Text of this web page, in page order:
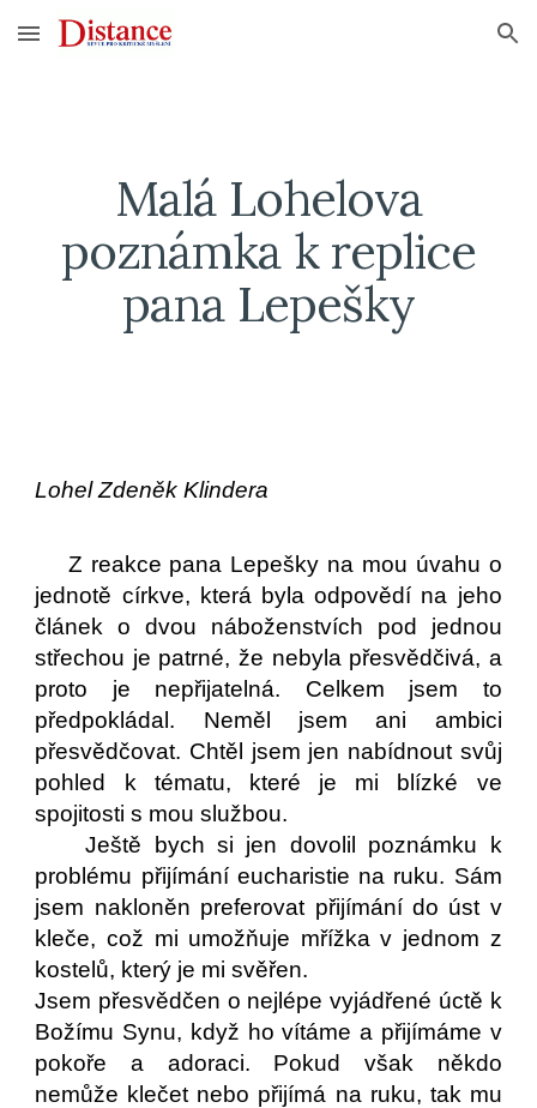
Skip to main content Skip to navigation
Malá Lohelova
poznámka k replice
pana Lepešky
Lohel Zdeněk Klindera
Z reakce pana Lepešky na mou úvahu o
jednotě církve, která byla odpovědí na jeho
článek o dvou náboženstvích pod jednou
střechou je patrné, že nebyla přesvědčivá, a
proto je nepřijatelná. Celkem jsem to
předpokládal. Neměl jsem ani ambici
přesvědčovat. Chtěl jsem jen nabídnout svůj
pohled k tématu, které je mi blízké ve
spojitosti s mou službou.
Ještě bych si jen dovolil poznámku k
problému přijímání eucharistie na ruku. Sám
jsem nakloněn preferovat přijímání do úst v
kleče, což mi umožňuje mřížka v jednom z
kostelů, který je mi svěřen.
Jsem přesvědčen o nejlépe vyjádřené úctě k
Božímu Synu, když ho vítáme a přijímáme v
pokoře a adoraci. Pokud však někdo
nemůže klečet nebo přijímá na ruku, tak mu